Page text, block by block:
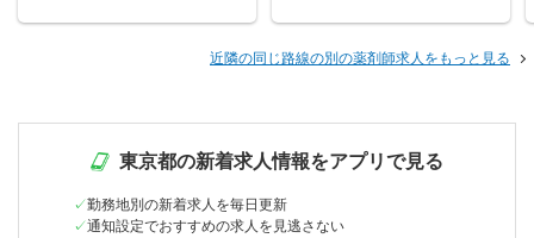
近隣の同じ路線の別の薬剤師求人をもっと見る
東京都の新着求人情報をアプリで見る
勤務地別の新着求人を毎日更新
通知設定でおすすめの求人を見逃さない